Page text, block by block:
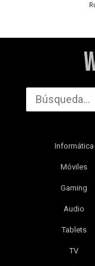
Informática
Móviles
Gaming
Audio
Tablets
TV